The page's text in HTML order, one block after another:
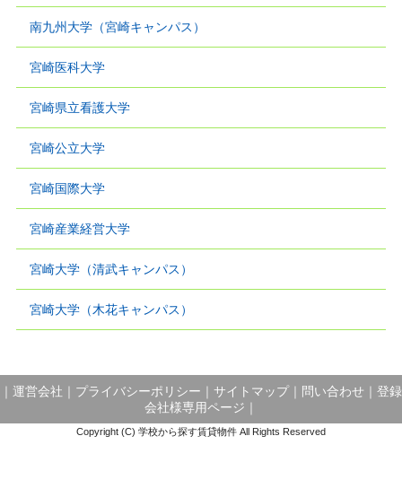
南九州大学（宮崎キャンパス）
宮崎医科大学
宮崎県立看護大学
宮崎公立大学
宮崎国際大学
宮崎産業経営大学
宮崎大学（清武キャンパス）
宮崎大学（木花キャンパス）
運営会社 プライバシーポリシー サイトマップ｜ 問い合わせ
登録
会社様専用ページ
Copyright (C) 学校から探す賃貸物件 All Rights Reserved